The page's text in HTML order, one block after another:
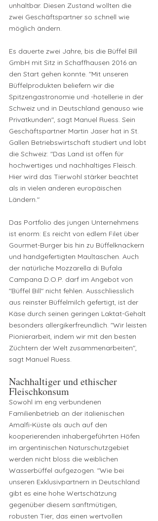
unhaltbar. Diesen Zustand wollten die
zwei Geschäftspartner so schnell wie
möglich ändern.
Es dauerte zwei Jahre, bis die Büffel Bill
GmbH mit Sitz in Schaffhausen 2016 an
den Start gehen konnte. "Mit unseren
Büffelprodukten beliefern wir die
Spitzengastronomie und -hotellerie in der
Schweiz und in Deutschland genauso wie
Privatkunden", sagt Manuel Ruess. Sein
Geschäftspartner Martin Jaser hat in St.
Gallen Betriebswirtschaft studiert und lobt
die Schweiz: "Das Land ist offen für
hochwertiges und nachhaltiges Fleisch.
Hier wird das Tierwohl stärker beachtet
als in vielen anderen europäischen
Ländern."
Das Portfolio des jungen Unternehmens
ist enorm: Es reicht von edlem Filet über
Gourmet-Burger bis hin zu Büffelknackern
und handgefertigten Maultaschen. Auch
der natürliche Mozzarella di Bufala
Campana D.O.P. darf im Angebot von
"Büffel Bill" nicht fehlen. Ausschliesslich
aus reinster Büffelmilch gefertigt, ist der
Käse durch seinen geringen Laktat-Gehalt
besonders allergikerfreundlich. "Wir leisten
Pionierarbeit, indem wir mit den besten
Züchtern der Welt zusammenarbeiten",
sagt Manuel Ruess.
Nachhaltiger und ethischer
Fleischkonsum
Sowohl im eng verbundenen
Familienbetrieb an der italienischen
Amalfi-Küste als auch auf den
kooperierenden inhabergeführten Höfen
im argentinischen Naturschutzgebiet
werden nicht bloss die weiblichen
Wasserbüffel aufgezogen. "Wie bei
unseren Exklusivpartnern in Deutschland
gibt es eine hohe Wertschätzung
gegenüber diesem sanftmütigen,
robusten Tier, das einen wertvollen